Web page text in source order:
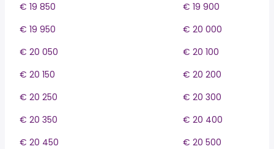
€ 19 850
€ 19 900
€ 19 950
€ 20 000
€ 20 050
€ 20 100
€ 20 150
€ 20 200
€ 20 250
€ 20 300
€ 20 350
€ 20 400
€ 20 450
€ 20 500